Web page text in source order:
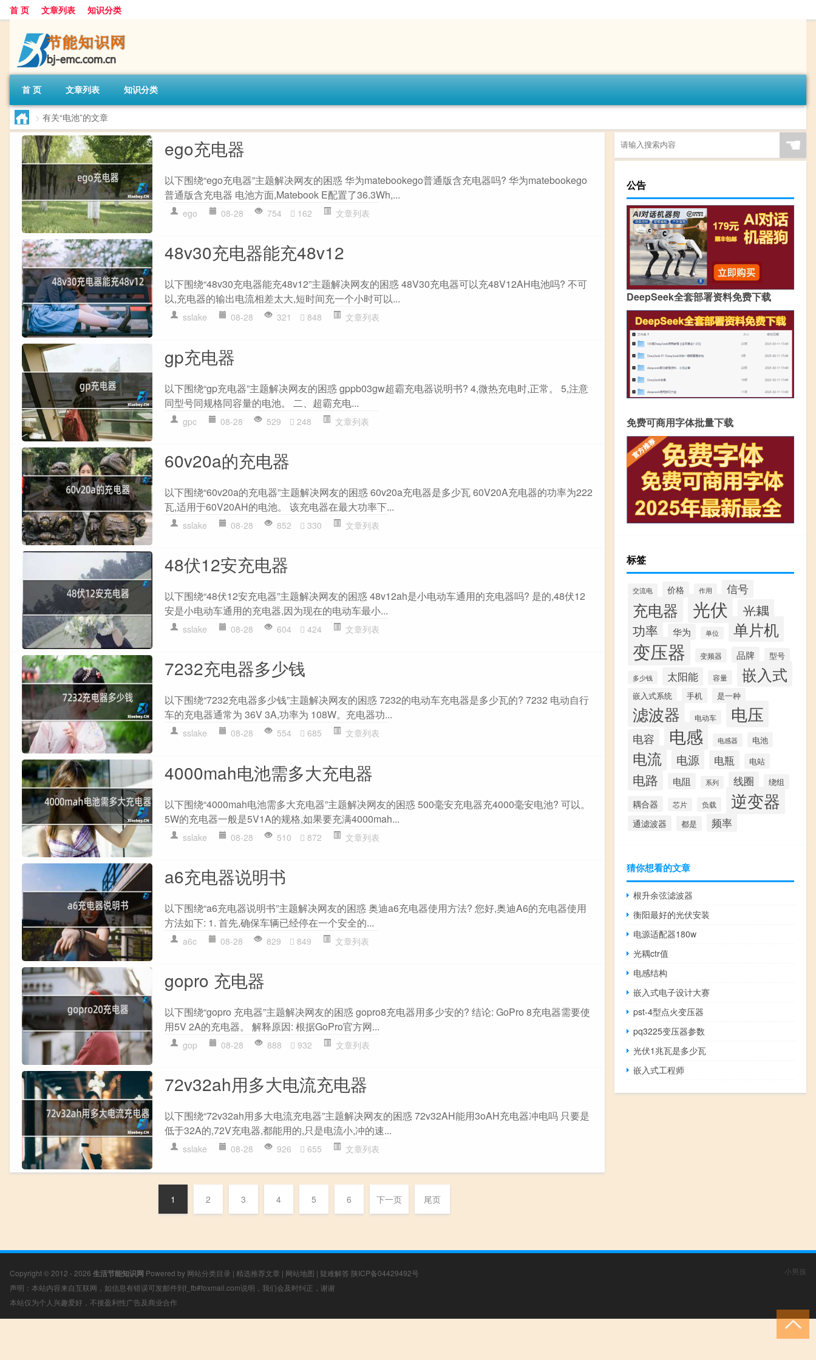
首 页 文章列表 知识分类
首 页 文章列表 知识分类
> 有关“电池”的文章
ego充电器
以下围绕“ego充电器”主题解决网友的困惑 华为matebookego普通版含充电器吗? 华为matebookego
普通版含充电器 电池方面,Matebook E配置了36.3Wh,...
ego 08-28 754 162 文章列表
48v30充电器能充48v12
以下围绕“48v30充电器能充48v12”主题解决网友的困惑 48V30充电器可以充48V12AH电池吗? 不可
以,充电器的输出电流相差太大,短时间充一个小时可以...
sslake 08-28 321 848 文章列表
gp充电器
以下围绕“gp充电器”主题解决网友的困惑 gppb03gw超霸充电器说明书? 4,微热充电时,正常。 5,注意
同型号同规格同容量的电池。 二、超霸充电...
gpc 08-28 529 248 文章列表
60v20a的充电器
以下围绕“60v20a的充电器”主题解决网友的困惑 60v20a充电器是多少瓦 60V20A充电器的功率为222
瓦,适用于60V20AH的电池。 该充电器在最大功率下...
sslake 08-28 852 330 文章列表
48伏12安充电器
以下围绕“48伏12安充电器”主题解决网友的困惑 48v12ah是小电动车通用的充电器吗? 是的,48伏12
安是小电动车通用的充电器,因为现在的电动车最小...
sslake 08-28 604 424 文章列表
7232充电器多少钱
以下围绕“7232充电器多少钱”主题解决网友的困惑 7232的电动车充电器是多少瓦的? 7232 电动自行
车的充电器通常为 36V 3A,功率为 108W。充电器功...
sslake 08-28 554 685 文章列表
4000mah电池需多大充电器
以下围绕“4000mah电池需多大充电器”主题解决网友的困惑 500毫安充电器充4000毫安电池? 可以。
5W的充电器一般是5V1A的规格,如果要充满4000mah...
sslake 08-28 510 872 文章列表
a6充电器说明书
以下围绕“a6充电器说明书”主题解决网友的困惑 奥迪a6充电器使用方法? 您好,奥迪A6的充电器使用
方法如下: 1. 首先,确保车辆已经停在一个安全的...
a6c 08-28 829 849 文章列表
gopro 充电器
以下围绕“gopro 充电器”主题解决网友的困惑 gopro8充电器用多少安的? 结论: GoPro 8充电器需要使
用5V 2A的充电器。 解释原因: 根据GoPro官方网...
gop 08-28 888 932 文章列表
72v32ah用多大电流充电器
以下围绕“72v32ah用多大电流充电器”主题解决网友的困惑 72v32AH能用3oAH充电器冲电吗 只要是
低于32A的,72V充电器,都能用的,只是电流小,冲的速...
sslake 08-28 926 655 文章列表
1 2 3 4 5 6 下一页 尾页
☚
公告
DeepSeek全套部署资料免费下载
免费可商用字体批量下载
标签
交流电 价格 作用 信号
充电器 光伏
光耦
功率
华为 单位 单片机
变压器 变频器 品牌 型号
多少钱 太阳能 容量 嵌入式
嵌入式系统 手机 是一种
滤波器 电动车 电压
电容 电感 电感器 电池
电流 电源 电瓶 电站
电路 电阻 系列 线圈 绕组
耦合器 芯片 负载 逆变器
通滤波器 都是 频率
猜你想看的文章
根升余弦滤波器
衡阳最好的光伏安装
电源适配器180w
光耦ctr值
电感结构
嵌入式电子设计大赛
pst-4型点火变压器
pq3225变压器参数
光伏1兆瓦是多少瓦
嵌入式工程师
Copyright © 2012 - 2026 生活节能知识网 Powered by 网站分类目录 | 精选推荐文章 | 网站地图 | 疑难解答 陕ICP备04429492号
声明：本站内容来自互联网，如信息有错误可发邮件到f_fb#foxmail.com说明，我们会及时纠正，谢谢
本站仅为个人兴趣爱好，不接盈利性广告及商业合作
小男孩